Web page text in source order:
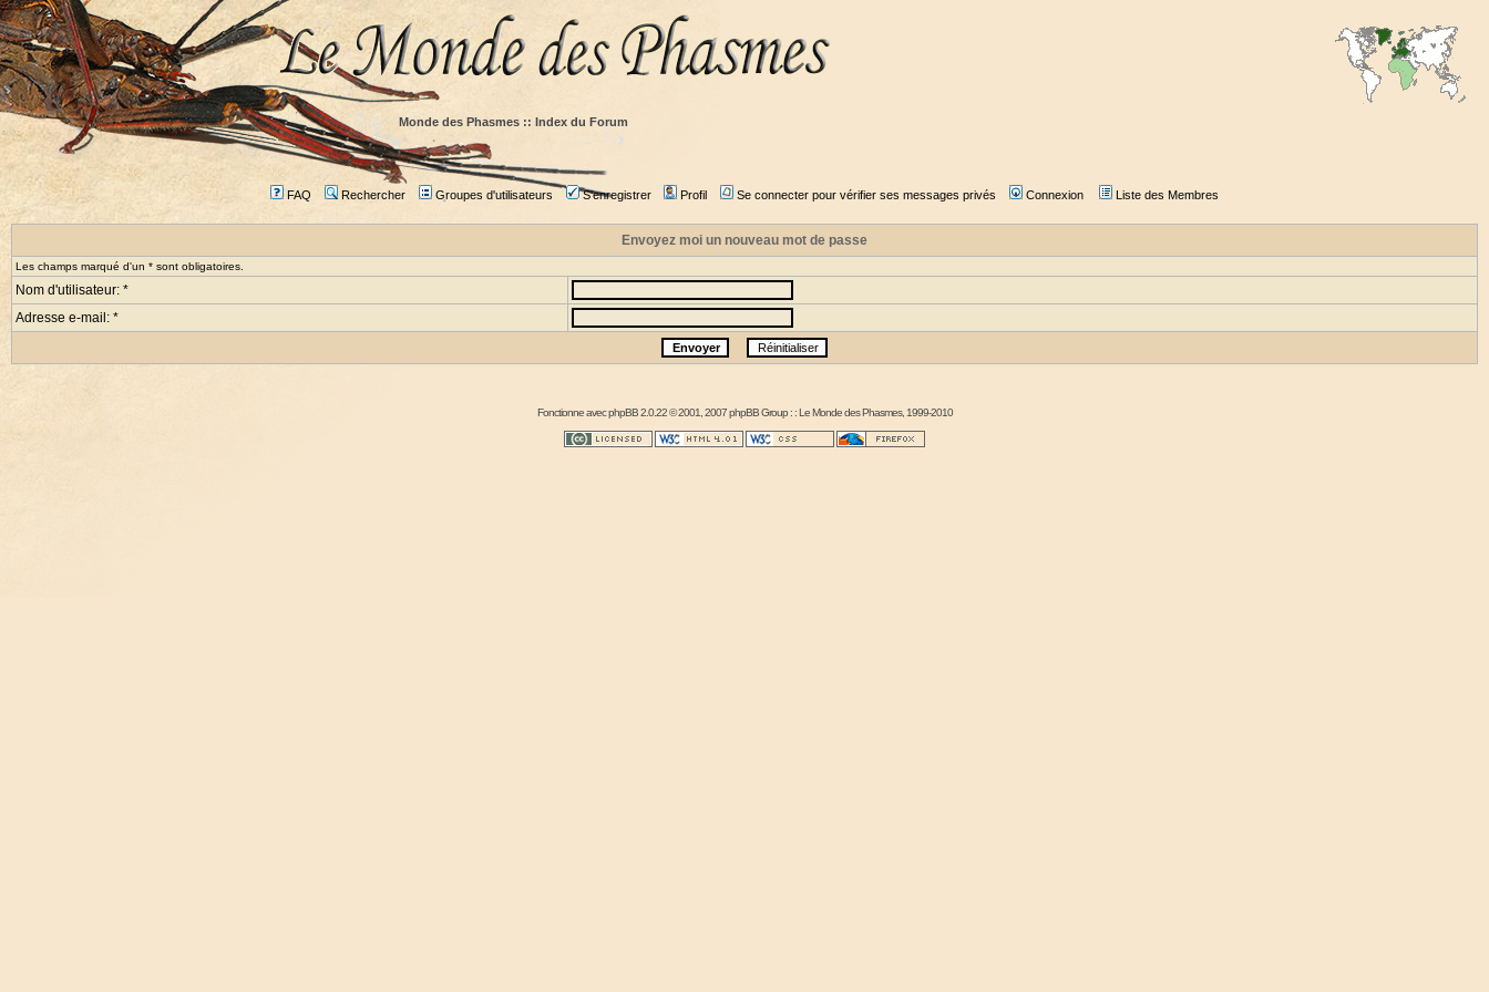
Monde des Phasmes :: Index du Forum
FAQ Rechercher Groupes d'utilisateurs S'enregistrer Profil Se connecter pour vérifier ses messages privés Connexion Liste des Membres
Envoyez moi un nouveau mot de passe
Les champs marqué d'un * sont obligatoires.
Nom d'utilisateur: *
Adresse e-mail: *
Fonctionne avecphpBB2.0.22 © 2001, 2007 phpBB Group : :Le Monde des Phasmes, 1999-2010